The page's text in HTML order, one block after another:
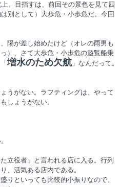
。目指すは、前回その景色を見て四
別として）大歩危・小歩危だ。今回
陽が差し始めたけど（オレの雨男も
）、さて大歩危・小歩危の遊覧船乗
増水のため欠航 」なんだって。
うがない。ラフティングは、やって
しょうがない。
立役者」と言われる店に入る。行列
、活気ある店内である。
りといっても比較的小振りなので、